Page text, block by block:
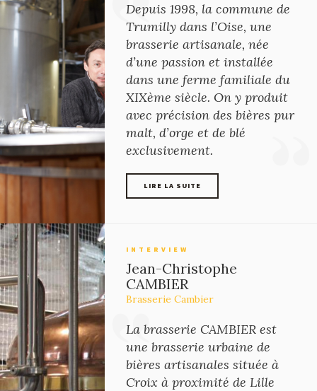
Depuis 1998, la commune de
Trumilly dans l’Oise, une
brasserie artisanale, née
d’une passion et installée
dans une ferme familiale du
XIXème siècle. On y produit
avec précision des bières pur
malt, d’orge et de blé
exclusivement.
LIRE LA SUITE
INTERVIEW
Jean-Christophe
CAMBIER
Brasserie Cambier
La brasserie CAMBIER est
une brasserie urbaine de
bières artisanales située à
Croix à proximité de Lille